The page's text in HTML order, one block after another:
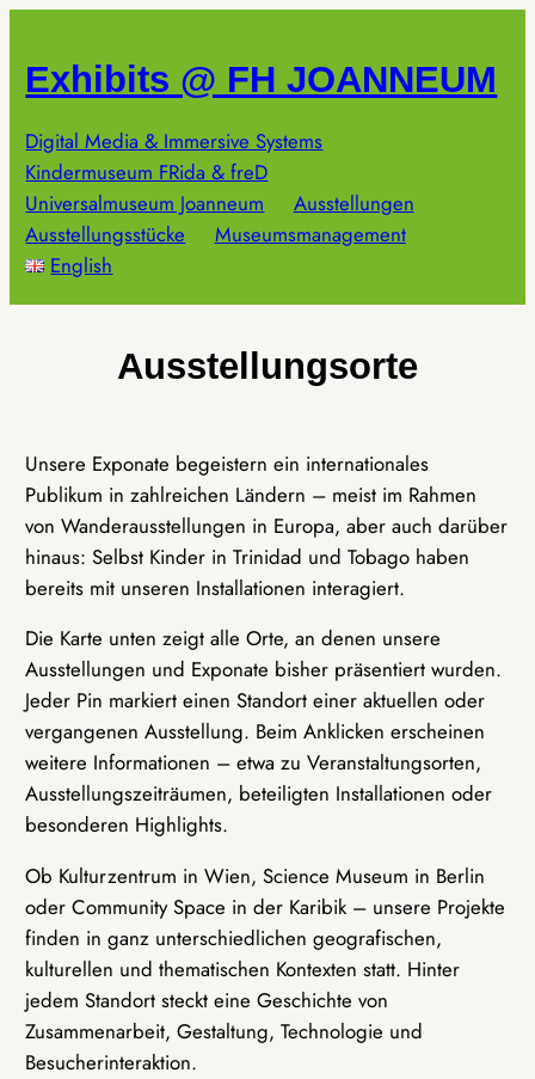
springen
Exhibits @ FH JOANNEUM
Digital Media & Immersive Systems
Kindermuseum FRida & freD
Universalmuseum Joanneum
Ausstellungen
Ausstellungsstücke
Museumsmanagement
English
Ausstellungsorte
Unsere Exponate begeistern ein internationales
Publikum in zahlreichen Ländern – meist im Rahmen
von Wanderausstellungen in Europa, aber auch darüber
hinaus: Selbst Kinder in Trinidad und Tobago haben
bereits mit unseren Installationen interagiert.
Die Karte unten zeigt alle Orte, an denen unsere
Ausstellungen und Exponate bisher präsentiert wurden.
Jeder Pin markiert einen Standort einer aktuellen oder
vergangenen Ausstellung. Beim Anklicken erscheinen
weitere Informationen – etwa zu Veranstaltungsorten,
Ausstellungszeiträumen, beteiligten Installationen oder
besonderen Highlights.
Ob Kulturzentrum in Wien, Science Museum in Berlin
oder Community Space in der Karibik – unsere Projekte
finden in ganz unterschiedlichen geografischen,
kulturellen und thematischen Kontexten statt. Hinter
jedem Standort steckt eine Geschichte von
Zusammenarbeit, Gestaltung, Technologie und
Besucherinteraktion.